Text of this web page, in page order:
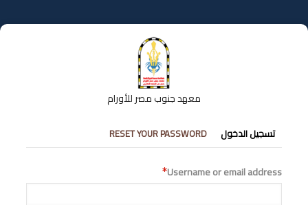
إلى
المحتوى
معهد جنوب مصر للأورام
التبويبات
الأساسية
تسجيل الدخول RESET YOUR PASSWORD
Username or email address